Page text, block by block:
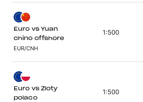
Euro vs Yuan
chino offshore
EUR/CNH
1:500
Euro vs Zloty
polaco
1:500